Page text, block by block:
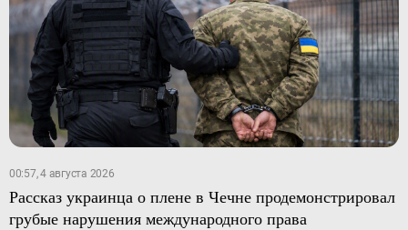
00:57, 4 августа 2026
Рассказ украинца о плене в Чечне продемонстрировал
грубые нарушения международного права